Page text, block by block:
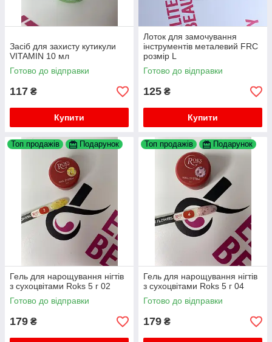
Засіб для захисту кутикули
VITAMIN 10 мл
Готово до відправки
117 ₴
Купити
Лоток для замочування
інструментів металевий FRC
розмір L
Готово до відправки
125 ₴
Купити
Топ продажів Подарунок
Гель для нарощування нігтів
з сухоцвітами Roks 5 г 02
Готово до відправки
179 ₴
Топ продажів Подарунок
Гель для нарощування нігтів
з сухоцвітами Roks 5 г 04
Готово до відправки
179 ₴